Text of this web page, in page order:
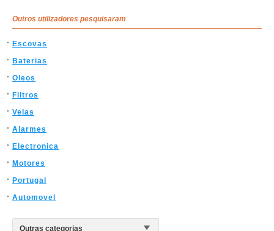
Outros utilizadores pesquisaram
Escovas
Baterias
Oleos
Filtros
Velas
Alarmes
Electronica
Motores
Portugal
Automovel